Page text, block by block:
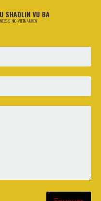
SHAOLIN VU BA
SINO-VIETNAMIEN